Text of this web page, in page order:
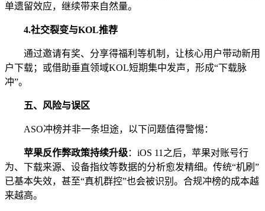
单遗留效应，继续带来自然量。
4.社交裂变与KOL推荐
通过邀请有奖、分享得福利等机制，让核心用户带动新用
户下载；或借助垂直领域KOL短期集中发声，形成“下载脉
冲”。
五、 风险与误区
ASO冲榜并非一条坦途，以下问题值得警惕：
苹果反作弊政策持续升级：iOS 11之后，苹果对账号行
为、下载来源、设备指纹等数据的分析愈发精细。传统“机刷”
已基本失效，甚至“真机群控”也会被识别。合规冲榜的成本越
来越高。